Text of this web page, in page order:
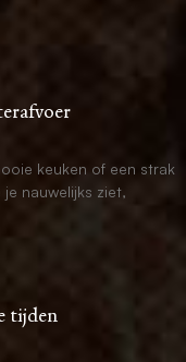
keuken of een strak
nauwelijks ziet,
tijden